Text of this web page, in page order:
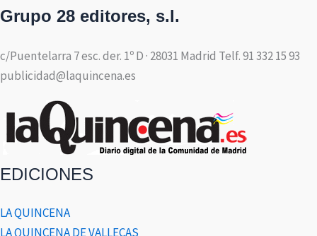
Grupo 28 editores, s.l.
c/Puentelarra 7 esc. der. 1º D · 28031 Madrid Telf. 91 332 15 93
publicidad@laquincena.es
EDICIONES
LA QUINCENA
LA QUINCENA DE VALLECAS